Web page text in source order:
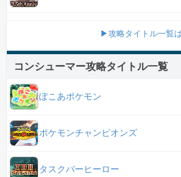
▶攻略タイトル一覧
コンシューマー攻略タイトル一覧
ぽこあポケモン
ポケモンチャンピオンズ
タスクバーヒーロー